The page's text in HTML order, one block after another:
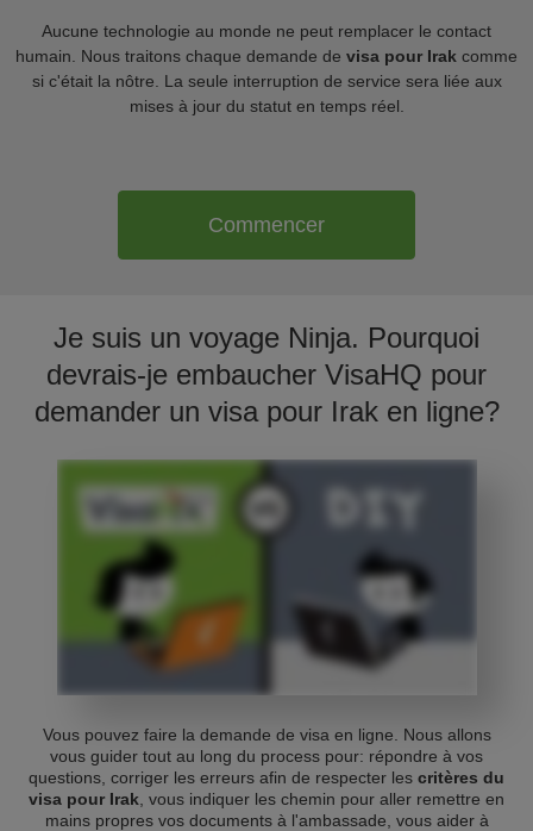
Aucune technologie au monde ne peut remplacer le contact
humain. Nous traitons chaque demande de visa pour Irak comme
si c'était la nôtre. La seule interruption de service sera liée aux
mises à jour du statut en temps réel.
Commencer
Je suis un voyage Ninja. Pourquoi
devrais-je embaucher VisaHQ pour
demander un visa pour Irak en ligne?
Vous pouvez faire la demande de visa en ligne. Nous allons
vous guider tout au long du process pour: répondre à vos
questions, corriger les erreurs afin de respecter les critères du
visa pour Irak , vous indiquer les chemin pour aller remettre en
mains propres vos documents à l'ambassade, vous aider à